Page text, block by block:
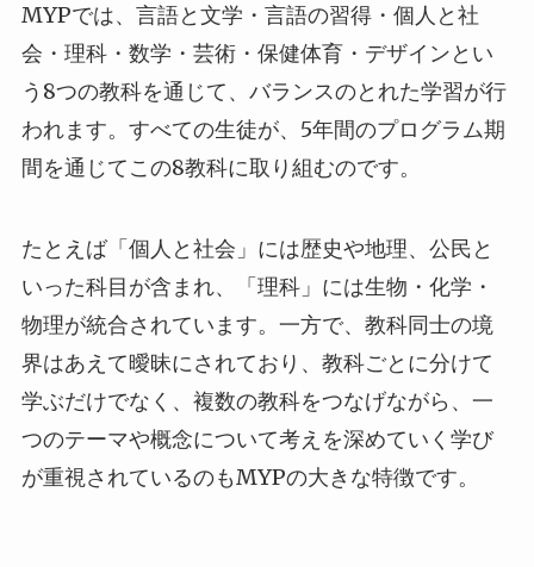
MYPでは、言語と文学・言語の習得・個人と社
会・理科・数学・芸術・保健体育・デザインとい
う8つの教科を通じて、バランスのとれた学習が行
われます。すべての生徒が、5年間のプログラム期
間を通じてこの8教科に取り組むのです。
たとえば「個人と社会」には歴史や地理、公民と
いった科目が含まれ、「理科」には生物・化学・
物理が統合されています。一方で、教科同士の境
界はあえて曖昧にされており、教科ごとに分けて
学ぶだけでなく、複数の教科をつなげながら、一
つのテーマや概念について考えを深めていく学び
が重視されているのもMYPの大きな特徴です。